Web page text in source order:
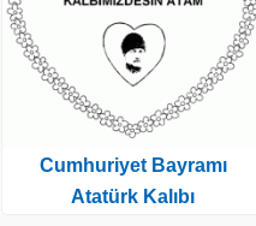
Cumhuriyet Bayramı
Atatürk Kalıbı